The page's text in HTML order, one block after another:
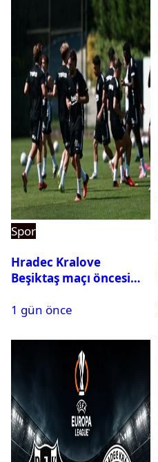
Spor
Hradec Kralove
Beşiktaş maçı öncesi
Siyah-Beyazlıların 11’i
1 gün önce